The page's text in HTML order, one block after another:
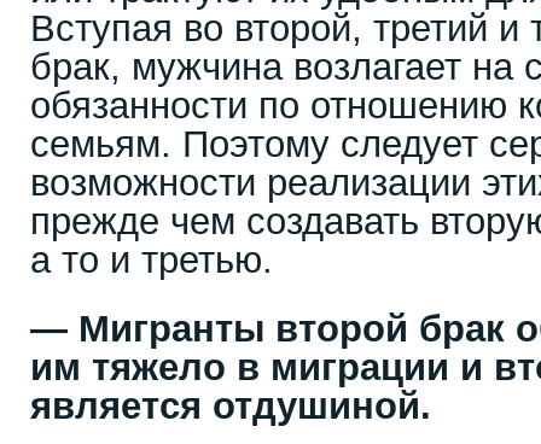
Вступая во второй, третий
брак, мужчина возлагает на
обязанности по отношению
семьям. Поэтому следует
возможности реализации
прежде чем создавать
а то и третью.
— Мигранты второй брак
им тяжело в миграции и
является отдушиной.